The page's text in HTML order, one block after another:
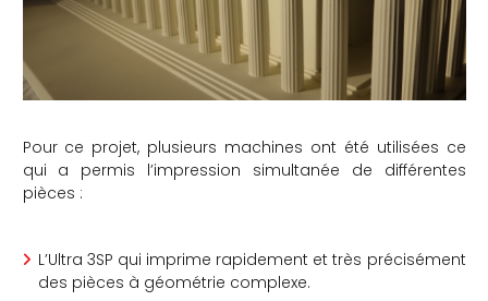
Pour ce projet, plusieurs machines ont été utilisées ce
qui a permis l’impression simultanée de différentes
pièces :
L’Ultra 3SP qui imprime rapidement et très précisément
des pièces à géométrie complexe.